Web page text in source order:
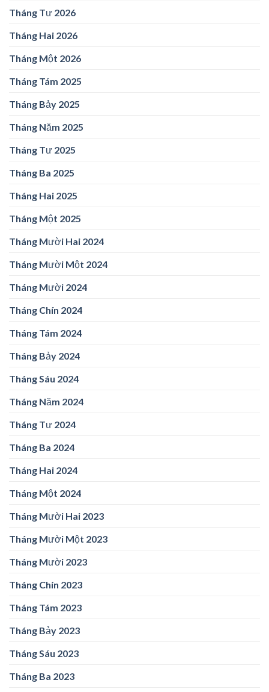
Tháng Tư 2026
Tháng Hai 2026
Tháng Một 2026
Tháng Tám 2025
Tháng Bảy 2025
Tháng Năm 2025
Tháng Tư 2025
Tháng Ba 2025
Tháng Hai 2025
Tháng Một 2025
Tháng Mười Hai 2024
Tháng Mười Một 2024
Tháng Mười 2024
Tháng Chín 2024
Tháng Tám 2024
Tháng Bảy 2024
Tháng Sáu 2024
Tháng Năm 2024
Tháng Tư 2024
Tháng Ba 2024
Tháng Hai 2024
Tháng Một 2024
Tháng Mười Hai 2023
Tháng Mười Một 2023
Tháng Mười 2023
Tháng Chín 2023
Tháng Tám 2023
Tháng Bảy 2023
Tháng Sáu 2023
Tháng Ba 2023